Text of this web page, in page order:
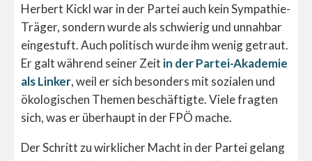
Herbert Kickl war in der Partei auch kein Sympathie-
Träger, sondern wurde als schwierig und unnahbar
eingestuft. Auch politisch wurde ihm wenig getraut.
Er galt während seiner Zeit in der Partei-Akademie
als Linker, weil er sich besonders mit sozialen und
ökologischen Themen beschäftigte. Viele fragten
sich, was er überhaupt in der FPÖ mache.
Der Schritt zu wirklicher Macht in der Partei gelang